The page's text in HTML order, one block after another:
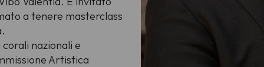
a tenere masterclass
nazionali e
Artistica